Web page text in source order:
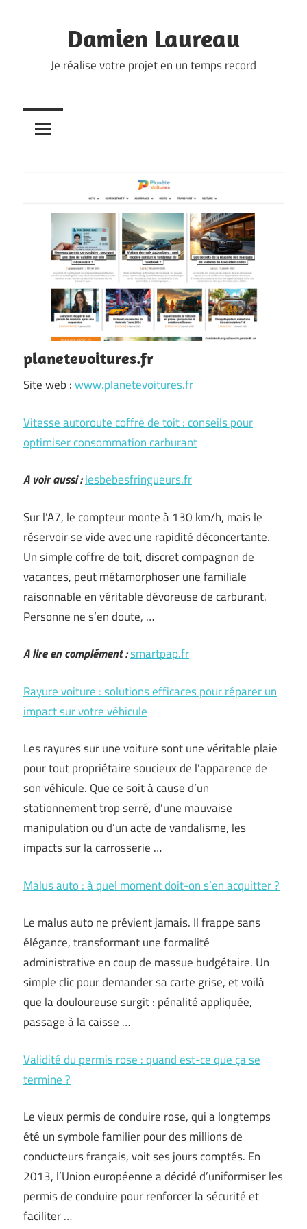
Damien Laureau
Je réalise votre projet en un temps record
planetevoitures.fr
Site web :www.planetevoitures.fr
Vitesse autoroute coffre de toit : conseils pour
optimiser consommation carburant
A voir aussi :lesbebesfringueurs.fr
Sur l’A7, le compteur monte à 130 km/h, mais le
réservoir se vide avec une rapidité déconcertante.
Un simple coffre de toit, discret compagnon de
vacances, peut métamorphoser une familiale
raisonnable en véritable dévoreuse de carburant.
Personne ne s’en doute, …
A lire en complément :smartpap.fr
Rayure voiture : solutions efficaces pour réparer un
impact sur votre véhicule
Les rayures sur une voiture sont une véritable plaie
pour tout propriétaire soucieux de l’apparence de
son véhicule. Que ce soit à cause d’un
stationnement trop serré, d’une mauvaise
manipulation ou d’un acte de vandalisme, les
impacts sur la carrosserie …
Malus auto : à quel moment doit-on s’en acquitter ?
Le malus auto ne prévient jamais. Il frappe sans
élégance, transformant une formalité
administrative en coup de massue budgétaire. Un
simple clic pour demander sa carte grise, et voilà
que la douloureuse surgit : pénalité appliquée,
passage à la caisse …
Validité du permis rose : quand est-ce que ça se
termine ?
Le vieux permis de conduire rose, qui a longtemps
été un symbole familier pour des millions de
conducteurs français, voit ses jours comptés. En
2013, l’Union européenne a décidé d’uniformiser les
permis de conduire pour renforcer la sécurité et
faciliter …